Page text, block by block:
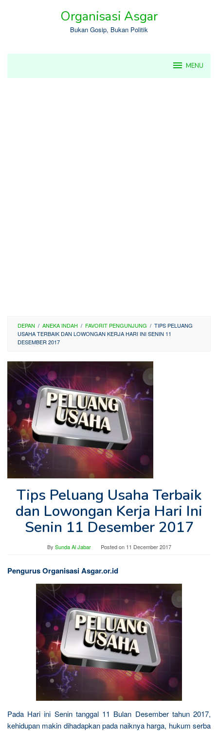
Organisasi Asgar
Bukan Gosip, Bukan Politik
MENU
DEPAN / ANEKA INDAH / FAVORIT PENGUNJUNG / TIPS PELUANG
USAHA TERBAIK DAN LOWONGAN KERJA HARI INI SENIN 11
DESEMBER 2017
Tips Peluang Usaha Terbaik
dan Lowongan Kerja Hari Ini
Senin 11 Desember 2017
By Sunda Al Jabar Posted on 11 December 2017
Pengurus Organisasi Asgar.or.id
Pada Hari ini Senin tanggal 11 Bulan Desember tahun 2017,
kehidupan makin dihadapkan pada naiknya harga, hukum serba